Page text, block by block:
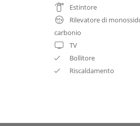
Estintore
Rilevatore di
carbonio
TV
Bollitore
Riscaldamento